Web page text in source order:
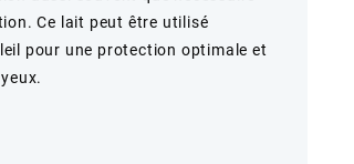
Ce lait peut être utilisé
pour une protection optimale et